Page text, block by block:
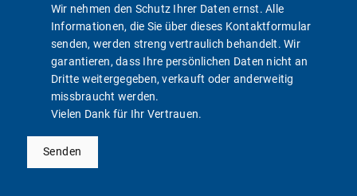
Wir nehmen den Schutz Ihrer Daten ernst. Alle
Informationen, die Sie über dieses Kontaktformular
senden, werden streng vertraulich behandelt. Wir
garantieren, dass Ihre persönlichen Daten nicht an
Dritte weitergegeben, verkauft oder anderweitig
missbraucht werden.
Vielen Dank für Ihr Vertrauen.
Senden